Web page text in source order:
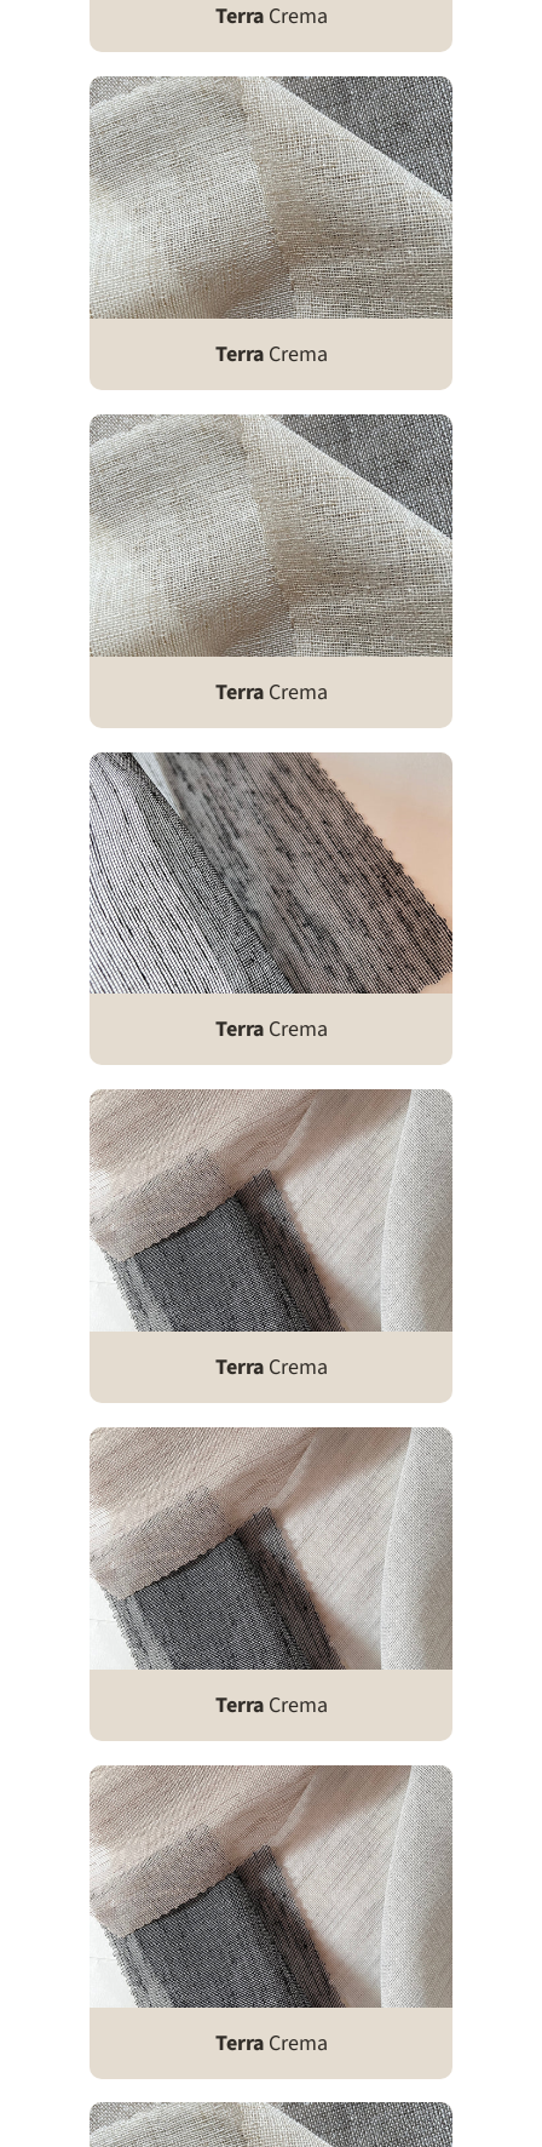
TerraCrema
TerraCrema
TerraCrema
TerraCrema
TerraCrema
TerraCrema
TerraCrema